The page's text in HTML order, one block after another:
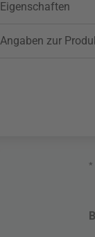
Eigenschaften
Angaben zur
*